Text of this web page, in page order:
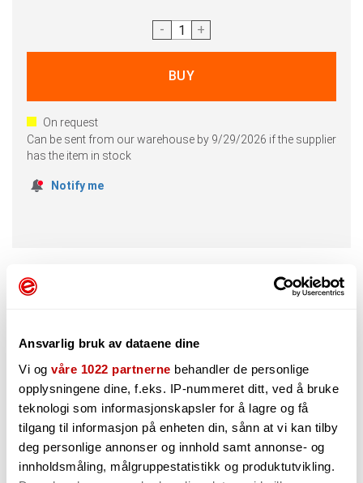
Ansvarlig bruk av dataene dine
Vi og våre 1022 partnerne behandler de personlige
opplysningene dine, f.eks. IP-nummeret ditt, ved å bruke
teknologi som informasjonskapsler for å lagre og få
tilgang til informasjon på enheten din, sånn at vi kan tilby
deg personlige annonser og innhold samt annonse- og
innholdsmåling, målgruppestatistikk og produktutvikling.
- +
On request
Can be sent from our warehouse by 9/29/2026 if the supplier
has the item in stock
Notify me
Alternatives